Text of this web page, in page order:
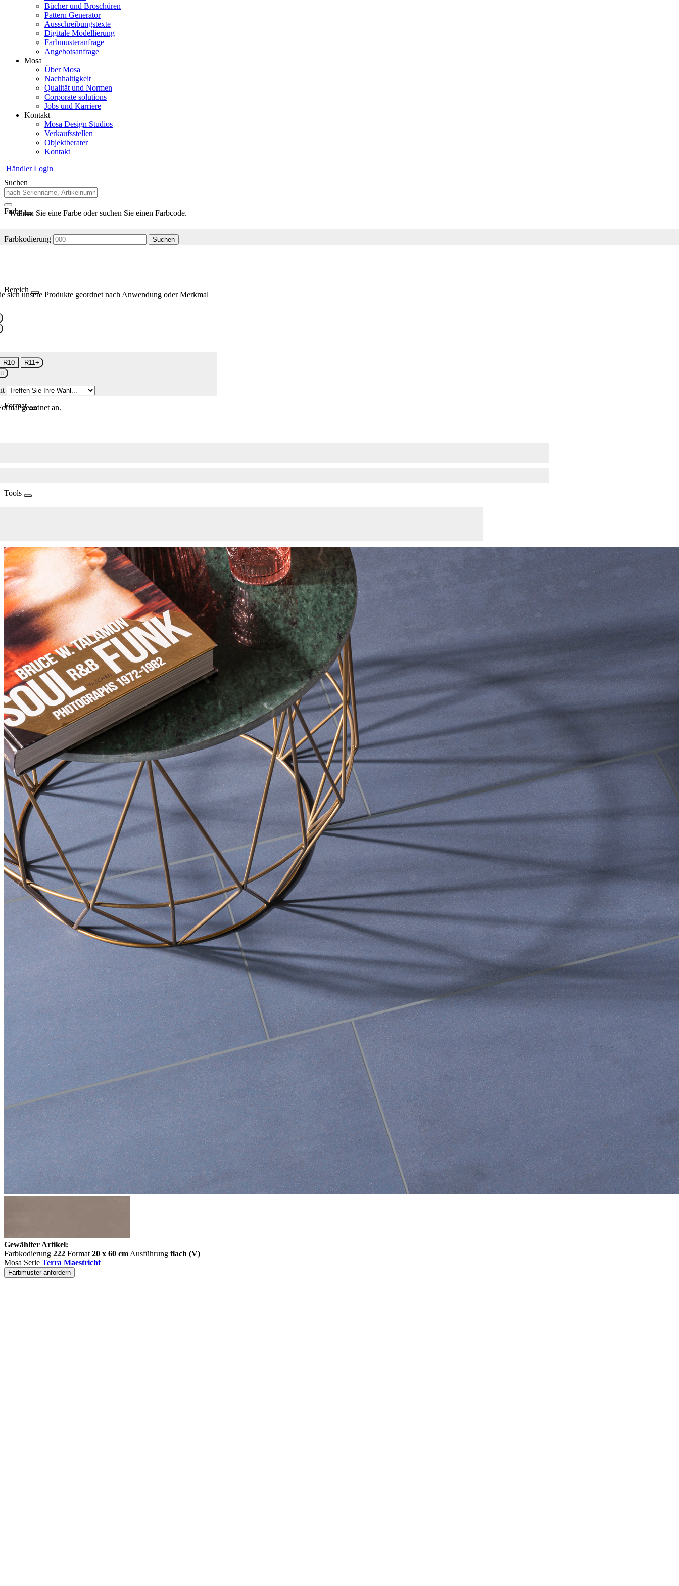
Bücher und Broschüren
Pattern Generator
Ausschreibungstexte
Digitale Modellierung
Farbmusteranfrage
Angebotsanfrage
Mosa
Über Mosa
Nachhaltigkeit
Qualität und Normen
Corporate solutions
Jobs und Karriere
Kontakt
Mosa Design Studios
Verkaufsstellen
Objektberater
Kontakt
Händler Login
Suchen
Farbe
Wählen Sie eine Farbe oder suchen Sie einen Farbcode.
Farbkodierung Suchen
Bereich
sich unsere Produkte geordnet nach Anwendung oder Merkmal
R10
R11+
Formatgeordnet an.
Tools
Gewählter Artikel:
Farbkodierung 222 Format 20 x 60 cm Ausführung flach (V)
Mosa Serie Terra Maestricht
Farbmuster anfordern